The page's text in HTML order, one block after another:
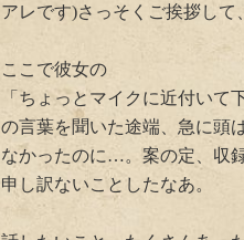
アレです)さっそくご挨拶して
ここで彼女の
「ちょっとマイクに近付いて
の言葉を聞いた途端、急に頭
なかったのに…。案の定、収
申し訳ないことしたなあ。